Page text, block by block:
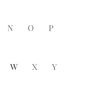
N O P
W X Y